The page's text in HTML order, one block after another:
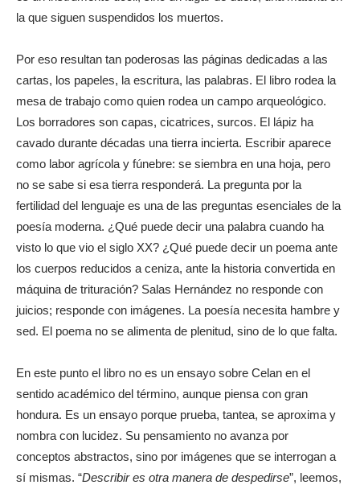
la que siguen suspendidos los muertos.
Por eso resultan tan poderosas las páginas dedicadas a las
cartas, los papeles, la escritura, las palabras. El libro rodea la
mesa de trabajo como quien rodea un campo arqueológico.
Los borradores son capas, cicatrices, surcos. El lápiz ha
cavado durante décadas una tierra incierta. Escribir aparece
como labor agrícola y fúnebre: se siembra en una hoja, pero
no se sabe si esa tierra responderá. La pregunta por la
fertilidad del lenguaje es una de las preguntas esenciales de la
poesía moderna. ¿Qué puede decir una palabra cuando ha
visto lo que vio el siglo XX? ¿Qué puede decir un poema ante
los cuerpos reducidos a ceniza, ante la historia convertida en
máquina de trituración? Salas Hernández no responde con
juicios; responde con imágenes. La poesía necesita hambre y
sed. El poema no se alimenta de plenitud, sino de lo que falta.
En este punto el libro no es un ensayo sobre Celan en el
sentido académico del término, aunque piensa con gran
hondura. Es un ensayo porque prueba, tantea, se aproxima y
nombra con lucidez. Su pensamiento no avanza por
conceptos abstractos, sino por imágenes que se interrogan a
sí mismas. “Describir es otra manera de despedirse”, leemos,